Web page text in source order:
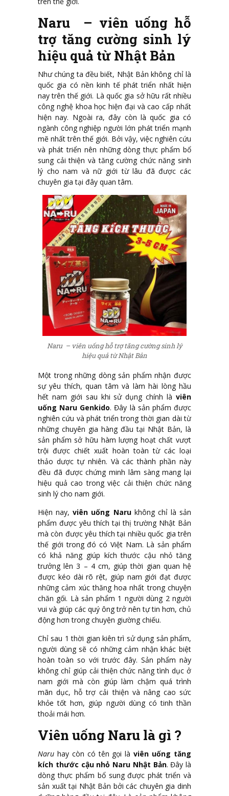
Naru – viên uống hỗ
trợ tăng cường sinh lý
hiệu quả từ Nhật Bản
Như chúng ta đều biết, Nhật Bản không chỉ là
quốc gia có nền kinh tế phát triển nhất hiện
nay trên thế giới. Là quốc gia sở hữu rất nhiều
công nghệ khoa học hiện đại và cao cấp nhất
hiện nay. Ngoài ra, đây còn là quốc gia có
ngành công nghiệp người lớn phát triển mạnh
mẽ nhất trên thế giới. Bởi vậy, việc nghiên cứu
và phát triển nên những dòng thực phẩm bổ
sung cải thiện và tăng cường chức năng sinh
lý cho nam và nữ giới từ lâu đã được các
chuyên gia tại đây quan tâm.
Naru – viên uống hỗ trợ tăng cường sinh lý
hiệu quả từ Nhật Bản
Một trong những dòng sản phẩm nhận được
sự yêu thích, quan tâm và làm hài lòng hầu
hết nam giới sau khi sử dụng chính là viên
uống Naru Genkido. Đây là sản phẩm được
nghiên cứu và phát triển trong thời gian dài từ
những chuyên gia hàng đầu tại Nhật Bản, là
sản phẩm sở hữu hàm lượng hoạt chất vượt
trội được chiết xuất hoàn toàn từ các loại
thảo dược tự nhiên. Và các thành phần này
đều đã được chứng minh lâm sàng mang lại
hiệu quả cao trong việc cải thiện chức năng
sinh lý cho nam giới.
Hiện nay,viên uống Narukhông chỉ là sản
phẩm được yêu thích tại thị trường Nhật Bản
mà còn được yêu thích tại nhiều quốc gia trên
thế giới trong đó có Việt Nam. Là sản phẩm
có khả năng giúp kích thước cậu nhỏ tăng
trưởng lên 3 – 4 cm, giúp thời gian quan hệ
được kéo dài rõ rệt, giúp nam giới đạt được
những cảm xúc thăng hoa nhất trong chuyện
chăn gối. Là sản phẩm 1 người dùng 2 người
vui và giúp các quý ông trở nên tự tin hơn, chủ
động hơn trong chuyện giường chiếu.
Chỉ sau 1 thời gian kiên trì sử dụng sản phẩm,
người dùng sẽ có những cảm nhận khác biệt
hoàn toàn so với trước đây. Sản phẩm này
không chỉ giúp cải thiện chức năng tình dục ở
nam giới mà còn giúp làm chậm quá trình
mãn dục, hỗ trợ cải thiện và nâng cao sức
khỏe tốt hơn, giúp người dùng có tinh thần
thoải mái hơn.
Viên uống Naru là gì ?
Naru hay còn có tên gọi làviên uống tăng
kích thước cậu nhỏ Naru Nhật Bản. Đây là
dòng thực phẩm bổ sung được phát triển và
sản xuất tại Nhật Bản bởi các chuyên gia dinh